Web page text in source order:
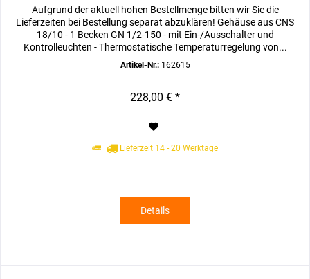
Aufgrund der aktuell hohen Bestellmenge bitten wir Sie die
Lieferzeiten bei Bestellung separat abzuklären! Gehäuse aus CNS
18/10 - 1 Becken GN 1/2-150 - mit Ein-/Ausschalter und
Kontrolleuchten - Thermostatische Temperaturregelung von...
Artikel-Nr.:162615
228,00 € *
Lieferzeit 14 - 20 Werktage
Details